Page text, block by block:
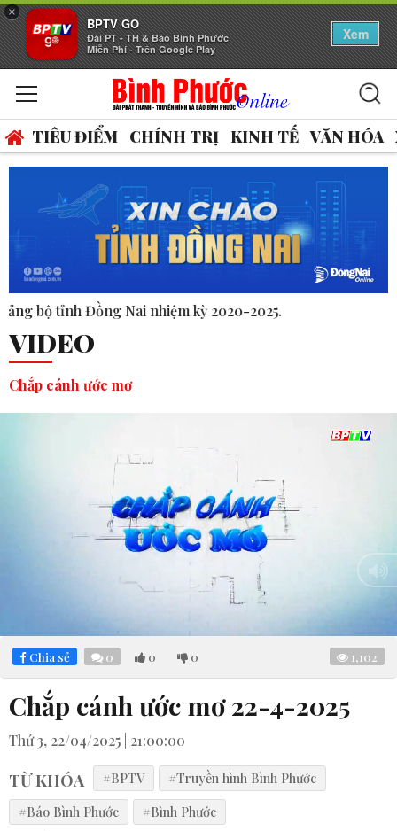
×
BPTV GO
Đài PT - TH & Báo Bình Phước
Miễn Phí - Trên Google Play
Xem
TIÊU ĐIỂM CHÍNH TRỊ KINH TẾ VĂN HÓA
2020-2025.
VIDEO
Chắp cánh ước mơ
4.98%
Chia sẻ 0 0 0 1,102
Chắp cánh ước mơ 22-4-2025
Thứ 3, 22/04/2025 | 21:00:00
TỪ KHÓA #BPTV
#Truyền hình Bình Phước
#Báo Bình Phước
#Bình Phước